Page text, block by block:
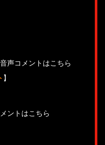
声コメントはこちら
】
ントはこちら